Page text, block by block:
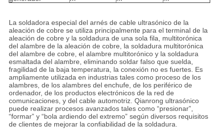
La soldadora especial del arnés de cable ultrasónico de la
aleación de cobre se utiliza principalmente para el terminal de la
aleación de cobre y la soldadura de una sola fila, multitorónica
del alambre de la aleación de cobre, la soldadura multitorónica
del alambre de cobre, el alambre multitorónico y la soldadura
esmaltada del alambre, eliminando soldar falso que suelda,
fragilidad de la baja temperatura, la conexión no es fuertes. Es
ampliamente utilizada en industrias tales como proceso de los
alambres, de los alambres del enchufe, de los periférico de
ordenador, de los productos electrónicos de la red de
comunicaciones, y del cable automotriz. Qianrong ultrasónico
puede realizar procesos avanzados tales como “presionar”,
“formar” y “bola ardiendo del extremo” según diversos requisitos
de clientes de mejorar la confiabilidad de la soldadura.